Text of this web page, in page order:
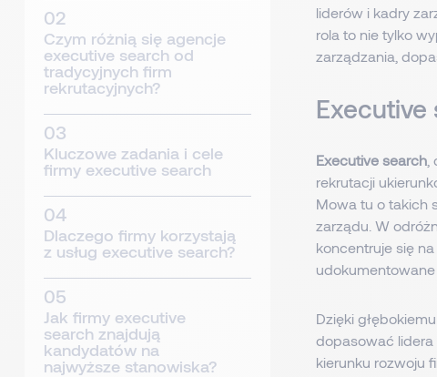
liderów i kadry
rola to nie tylko
zarządzania,
Executive
Executive search
rekrutacji
Mowa tu o takich
zarządu. W
koncentruje się
Dzięki
dopasować lidera
kierunku rozwoju
Czym różnią się agencje
executive search od
tradycyjnych firm
rekrutacyjnych?
Kluczowe zadania i cele
firmy executive search
Dlaczego firmy korzystają
z usług executive search?
Jak firmy executive
search znajdują
kandydatów na
najwyższe stanowiska?